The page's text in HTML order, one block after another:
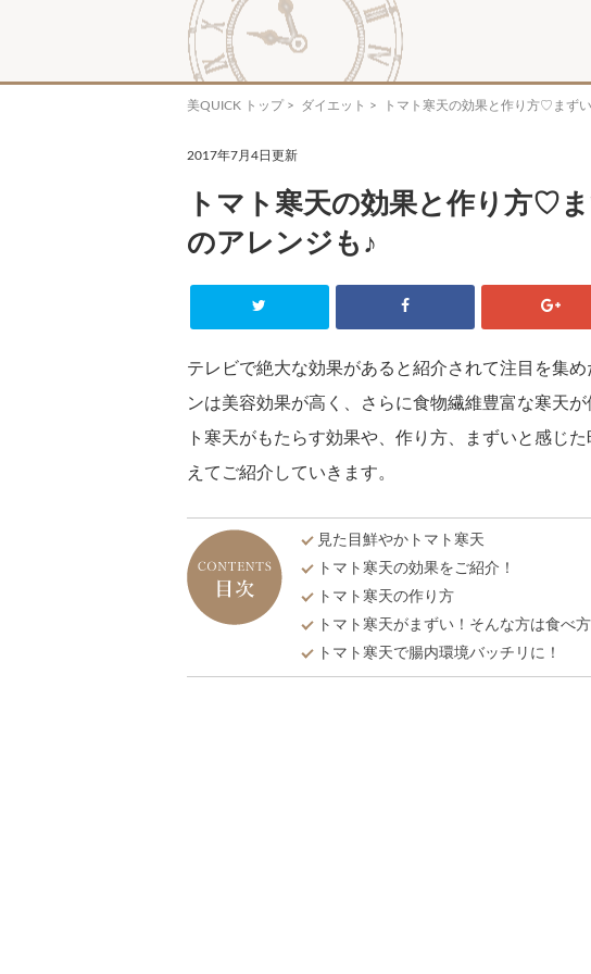
美QUICK トップ> ダイエット > トマト寒天の効果と作り方♡まず
2017年7月4日更新
トマト寒天の効果と作り方♡
のアレンジも♪
テレビで絶大な効果があると紹介されて注目を集
ンは美容効果が高く、さらに食物繊維豊富な寒天
ト寒天がもたらす効果や、作り方、まずいと感じ
えてご紹介していきます。
見た目鮮やかトマト寒天
トマト寒天の効果をご紹介！
トマト寒天の作り方
トマト寒天がまずい！そんな方は食べ
トマト寒天で腸内環境バッチリに！